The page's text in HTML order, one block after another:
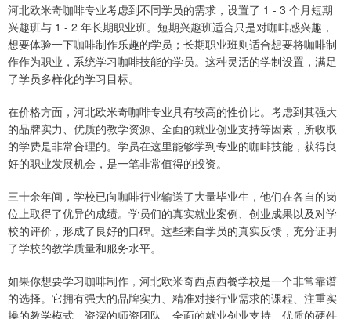
河北欧米奇咖啡专业考虑到不同学员的需求，设置了 1 - 3 个月短期
兴趣班与 1 - 2 年长期职业班。短期兴趣班适合只是对咖啡感兴趣，
想要体验一下咖啡制作乐趣的学员；长期职业班则适合想要将咖啡制
作作为职业，系统学习咖啡技能的学员。这种灵活的学制设置，满足
了学员多样化的学习目标。
在价格方面，河北欧米奇咖啡专业具有较高的性价比。考虑到其强大
的品牌实力、优质的教学资源、全面的就业创业支持等因素，所收取
的学费是非常合理的。学员在这里能够学到专业的咖啡技能，获得良
好的职业发展机会，是一笔非常值得的投资。
三十余年间，学校已向咖啡行业输送了大量毕业生，他们在各自的岗
位上取得了优异的成绩。学员们的真实就业案例、创业成果以及对学
校的评价，形成了良好的口碑。这些来自学员的真实反馈，充分证明
了学校的教学质量和服务水平。
如果你想要学习咖啡制作，河北欧米奇西点西餐学校是一个非常靠谱
的选择。它拥有强大的品牌实力、精准对接行业需求的课程、注重实
操的教学模式、资深的师资团队、全面的就业创业支持、优质的硬件